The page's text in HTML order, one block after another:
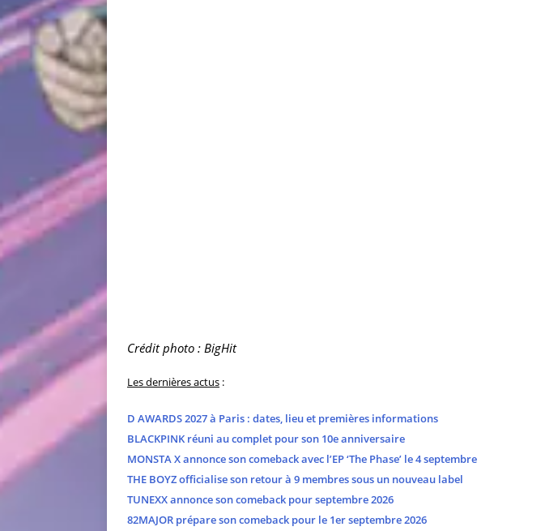
Crédit photo : BigHit
Les dernières actus :
D AWARDS 2027 à Paris : dates, lieu et premières informations
BLACKPINK réuni au complet pour son 10e anniversaire
MONSTA X annonce son comeback avec l’EP ‘The Phase’ le 4 septembre
THE BOYZ officialise son retour à 9 membres sous un nouveau label
TUNEXX annonce son comeback pour septembre 2026
82MAJOR prépare son comeback pour le 1er septembre 2026